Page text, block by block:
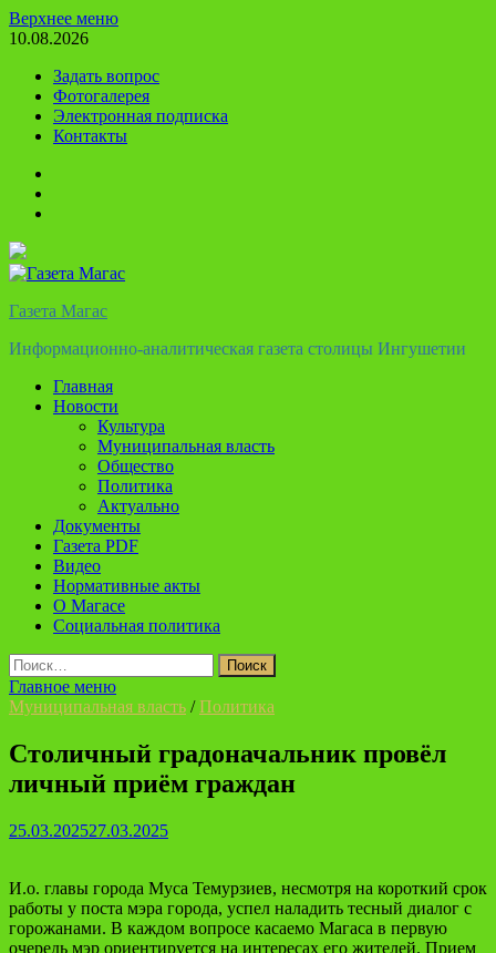
Перейти
к
Верхнее меню
10.08.2026
Задать вопрос
Фотогалерея
Электронная подписка
Контакты
Газета Магас
Информационно-аналитическая газета столицы Ингушетии
Главная
Новости
Культура
Муниципальная власть
Общество
Политика
Актуально
Документы
Газета PDF
Видео
Нормативные акты
О Магасе
Социальная политика
Найти:
Главное меню
Муниципальная власть /Политика
Столичный градоначальник провёл
личный приём граждан
25.03.202527.03.2025
И.о. главы города Муса Темурзиев, несмотря на короткий срок
работы у поста мэра города, успел наладить тесный диалог с
горожанами. В каждом вопросе касаемо Магаса в первую
очередь мэр ориентируется на интересах его жителей. Прием